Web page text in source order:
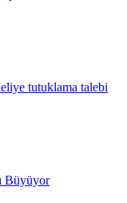
tutuklama talebi
Büyüyor